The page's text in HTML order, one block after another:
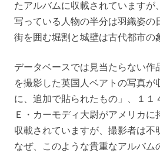
たアルバムに収載されていますが
写っている人物の半分は羽織姿の
街を囲む堀割と城壁は古代都市
データベースでは見当たらない作
を撮影した英国人ベアトの写真が
に、追加で貼られたもの」、１１
Ｅ・カーモディ大尉がアメリカ
収載されていますが、撮影者は不
なぜ、このような貴重なアルバム